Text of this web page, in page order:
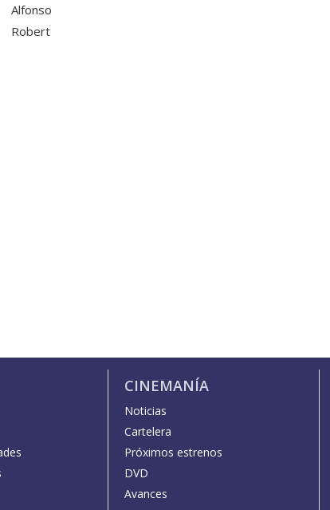
Alfonso
Robert
CINEMANÍA
Noticias
Cartelera
Próximos estrenos
DVD
Avances